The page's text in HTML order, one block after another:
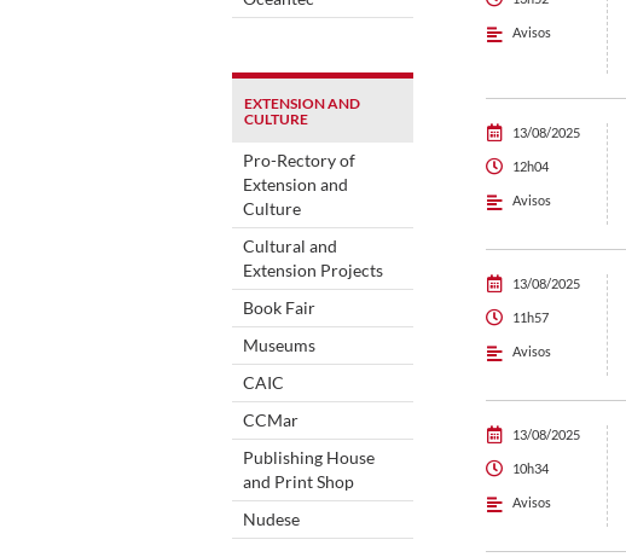
EXTENSION AND
CULTURE
Pro-Rectory of
Extension and
Culture
Cultural and
Extension Projects
Book Fair
Museums
CAIC
CCMar
Publishing House
and Print Shop
Nudese
Avisos
13/08/2025
12h04
Avisos
13/08/2025
11h57
Avisos
13/08/2025
10h34
Avisos